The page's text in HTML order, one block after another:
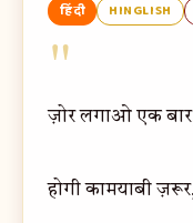
हिंदी HINGLISH
"
ज़ोर लगाओ एक
होगी कामयाबी